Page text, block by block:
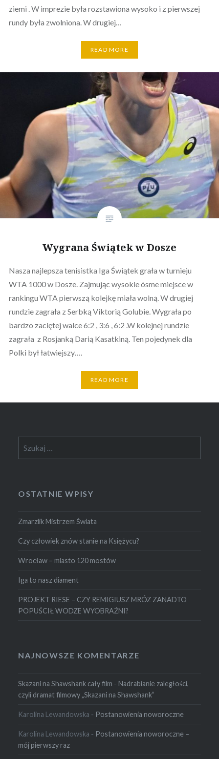
ziemi . W imprezie była rozstawiona wysoko i z pierwszej
rundy była zwolniona. W drugiej…
READ MORE
Wygrana Świątek w Dosze
Nasza najlepsza tenisistka Iga Świątek grała w turnieju
WTA 1000 w Dosze. Zajmując wysokie ósme miejsce w
rankingu WTA pierwszą kolejkę miała wolną. W drugiej
rundzie zagrała z Serbką Viktorią Golubie. Wygrała po
bardzo zaciętej walce 6:2 , 3:6 , 6:2 .W kolejnej rundzie
zagrała z Rosjanką Darią Kasatkiną. Ten pojedynek dla
Polki był łatwiejszy….
READ MORE
OSTATNIE WPISY
Zmarzlik Mistrzem Świata
Czy człowiek znów stanie na Księżycu?
Wrocław – miasto 120 mostów
Iga to nasz diament
PROJEKT RIESE – CZY REMIGIUSZ MRÓZ ZANADTO
POPUŚCIŁ WODZE WYOBRAŹNI?
NAJNOWSZE KOMENTARZE
Skazani na Shawshank cały film -Nadrabianie zaległości,
czyli dramat filmowy „Skazani na Shawshank”
Karolina Lewandowska - Postanowienia noworoczne
Karolina Lewandowska - Postanowienia noworoczne –
mój pierwszy raz